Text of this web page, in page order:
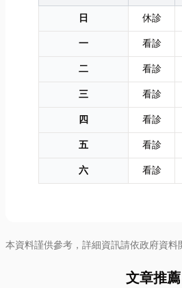
日
休診
一
看診
二
看診
三
看診
四
看診
五
看診
六
看診
本資料謹供參考，詳細資訊請依政府資料
文章推薦